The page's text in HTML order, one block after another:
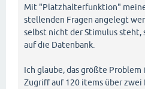
Mit "Platzhalterfunktion" meine
stellenden Fragen angelegt
selbst nicht der Stimulus steht,
auf die Datenbank.
Ich glaube, das größte Problem
Zugriff auf 120 items über zwei